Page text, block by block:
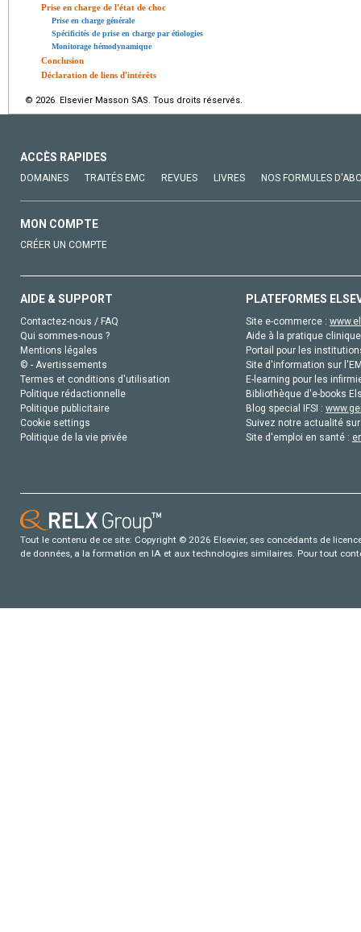
Prise en charge de l'état de choc
Prise en charge générale
Spécificités de prise en charge par étiologies
Monitorage hémodynamique
Conclusion
Déclaration de liens d'intérêts
© 2026 Elsevier Masson SAS. Tous droits réservés.
ACCÈS RAPIDES
DOMAINES TRAITÉS EMC REVUES LIVRES NOS FORMULES
MON COMPTE
CRÉER UN COMPTE
AIDE & SUPPORT
Contactez-nous / FAQ
Qui sommes-nous ?
Mentions légales
© - Avertissements
Termes et conditions d'utilisation
Politique rédactionnelle
Politique publicitaire
Cookie settings
Politique de la vie privée
PLATEFORMES
Site e-commerce :
Aide à la pratique
Portail pour les
Site d'information sur
E-learning pour les
Bibliothèque d'e-books
Blog special IFSI :
Suivez notre actualité
Site d'emploi en santé :
Tout le contenu de ce site: Copyright © 2026 Elsevier, ses concédants de
de données, a la formation en IA et aux technologies similaires. Pour tout